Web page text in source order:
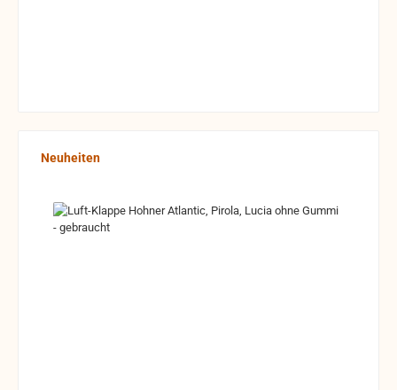
Produktgalerie überspringen
Neuheiten